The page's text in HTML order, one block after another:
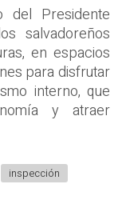
del Presidente
salvadoreños
en espacios
para disfrutar
interno, que
y atraer
inspección